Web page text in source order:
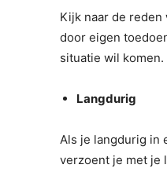
Kijk naar de
door eigen
situatie wil
Langdurig
Als je langdurig in
verzoent je met je